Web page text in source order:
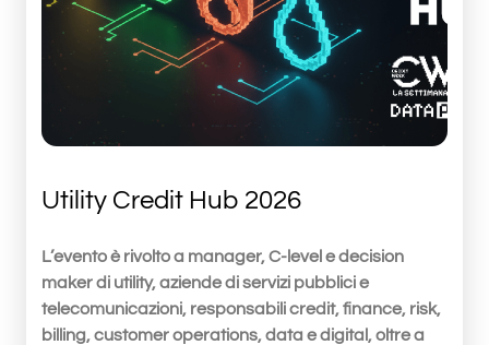
Utility Credit Hub 2026
L’evento è rivolto a manager, C-level e decision
maker di utility, aziende di servizi pubblici e
telecomunicazioni, responsabili credit, finance, risk,
billing, customer operations, data e digital, oltre a